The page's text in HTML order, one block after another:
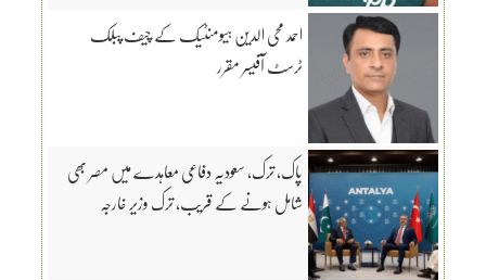
احمد محی الدین ہیومنٹیک کے چیف پبلک
ٹرسٹ آفیسر مقرر
پاک، ترک، سعودیہ دفاعی معاہدے میں مصر بھی
شامل ہونے کے قریب، ترک وزیر خارجہ